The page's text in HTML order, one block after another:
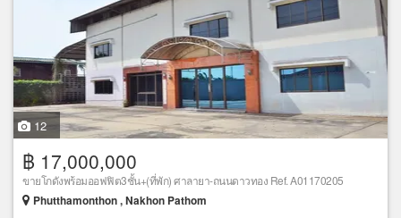
12
฿ 17,000,000
ขายโกดังพร้อมออฟฟิต3ชั้น+(ที่พัก) ศาลายา-ถนนดาวทอง Ref. A01170205
Phutthamonthon , Nakhon Pathom